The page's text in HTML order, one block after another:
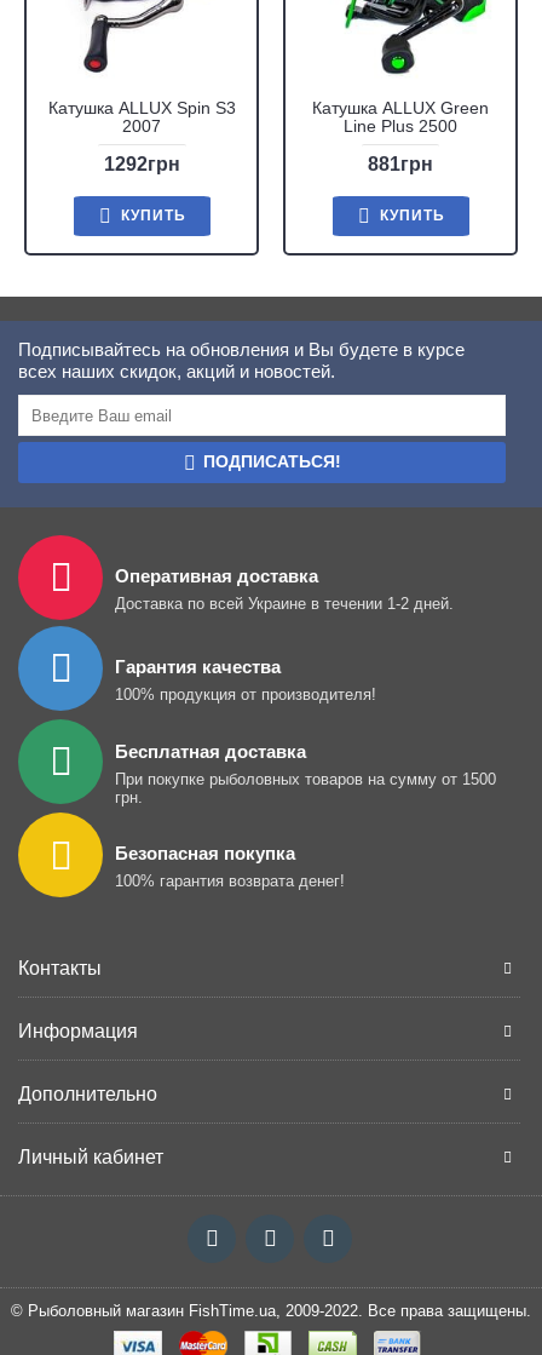
Катушка ALLUX Spin S3
2007
1292грн
КУПИТЬ
Катушка ALLUX Green
Line Plus 2500
881грн
КУПИТЬ
Подписывайтесь на обновления и Вы будете в курсе
всех наших скидок, акций и новостей.
ПОДПИСАТЬСЯ!
Оперативная доставка
Доставка по всей Украине в течении 1-2 дней.
Гарантия качества
100% продукция от производителя!
Бесплатная доставка
При покупке рыболовных товаров на сумму от 1500
грн.
Безопасная покупка
100% гарантия возврата денег!
Контакты
Информация
Дополнительно
Личный кабинет
© Рыболовный магазин FishTime.ua, 2009-2022. Все права защищены.